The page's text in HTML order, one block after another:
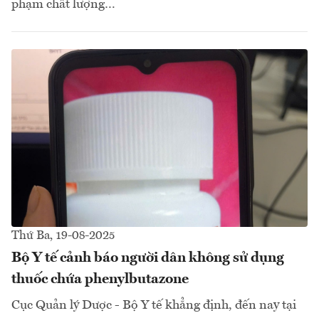
phạm chất lượng…
Thứ Ba, 19-08-2025
Bộ Y tế cảnh báo người dân không sử dụng
thuốc chứa phenylbutazone
Cục Quản lý Dược - Bộ Y tế khẳng định, đến nay tại